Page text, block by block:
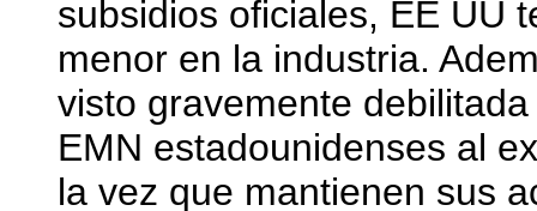
subsidios oficiales, EE UU
menor en la industria.
visto gravemente
EMN estadounidenses al
la vez que mantienen sus